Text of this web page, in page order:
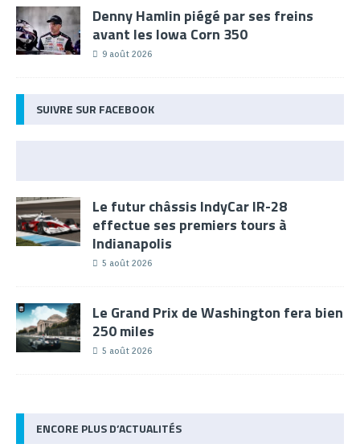
Denny Hamlin piégé par ses freins
avant les Iowa Corn 350
9 août 2026
SUIVRE SUR FACEBOOK
Le futur châssis IndyCar IR-28
effectue ses premiers tours à
Indianapolis
5 août 2026
Le Grand Prix de Washington fera bien
250 miles
5 août 2026
ENCORE PLUS D’ACTUALITÉS